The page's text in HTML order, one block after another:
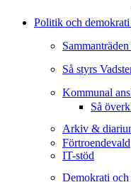
Politik och demokrati
Så styrs
Kommunal
Så
Arkiv &
Förtroendevald
IT-stöd
Demokrati